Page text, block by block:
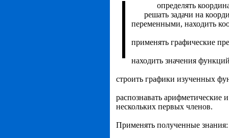
определять
решать задачи на
переменными, находить
применять графические
находить значения
строить графики изученных
распознавать арифметические
нескольких первых членов.
Применять полученные знания: